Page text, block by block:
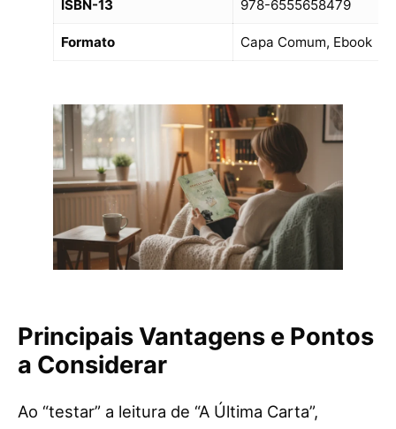
ISBN-13 978-6555658479
Formato Capa Comum, Ebook
Principais Vantagens e Pontos
a Considerar
Ao “testar” a leitura de “A Última Carta”,